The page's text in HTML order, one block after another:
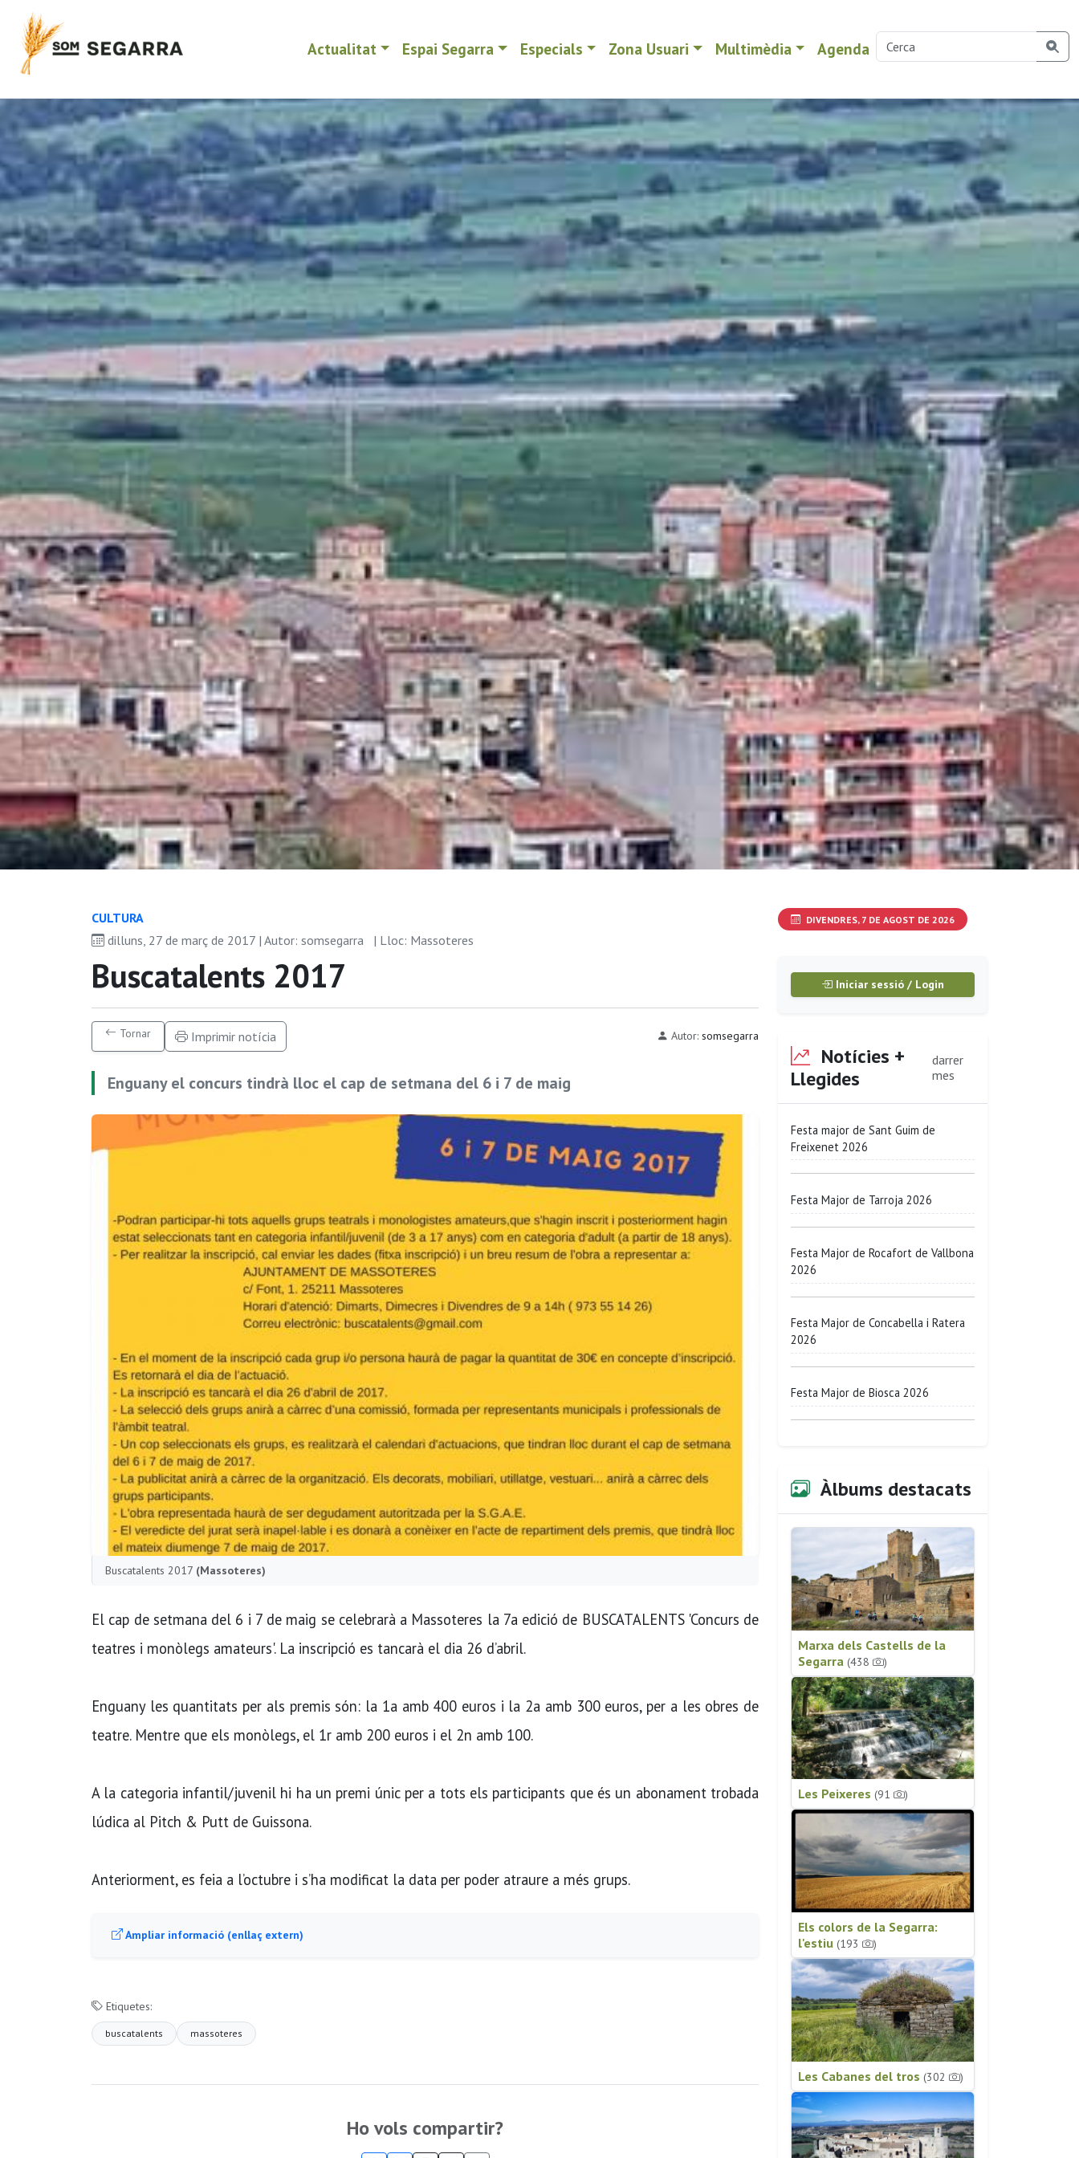
Actualitat Espai Segarra Especials Zona Usuari Multimèdia Agenda
CULTURA
dilluns, 27 de març de 2017 | Autor: somsegarra
| Lloc: Massoteres
Buscatalents 2017
Tornar Imprimir notícia Autor: somsegarra
Enguany el concurs tindrà lloc el cap de setmana del 6 i 7 de maig
Buscatalents 2017 (Massoteres)
El cap de setmana del 6 i 7 de maig se celebrarà a Massoteres la 7a edició de BUSCATALENTS 'Concurs de
teatres i monòlegs amateurs'. La inscripció es tancarà el dia 26 d’abril.
Enguany les quantitats per als premis són: la 1a amb 400 euros i la 2a amb 300 euros, per a les obres de
teatre. Mentre que els monòlegs, el 1r amb 200 euros i el 2n amb 100.
A la categoria infantil/juvenil hi ha un premi únic per a tots els participants que és un abonament trobada
lúdica al Pitch & Putt de Guissona.
Anteriorment, es feia a l’octubre i s’ha modificat la data per poder atraure a més grups.
Ampliar informació (enllaç extern)
Etiquetes:
buscatalents massoteres
Ho vols compartir?
DIVENDRES, 7 DE AGOST DE 2026
Iniciar sessió / Login
Notícies +
Llegides
darrer
mes
Festa major de Sant Guim de
Freixenet 2026
Festa Major de Tarroja 2026
Festa Major de Rocafort de Vallbona
2026
Festa Major de Concabella i Ratera
2026
Festa Major de Biosca 2026
Àlbums destacats
Marxa dels Castells de la
Segarra (438 )
Les Peixeres (91 )
Els colors de la Segarra:
l'estiu (193 )
Les Cabanes del tros (302 )